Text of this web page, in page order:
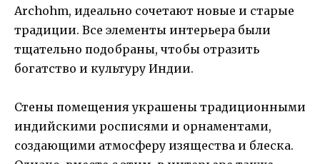
Archohm, идеально сочетают новые и старые
традиции. Все элементы интерьера были
тщательно подобраны, чтобы отразить
богатство и культуру Индии.
Стены помещения украшены традиционными
индийскими росписями и орнаментами,
создающими атмосферу изящества и блеска.